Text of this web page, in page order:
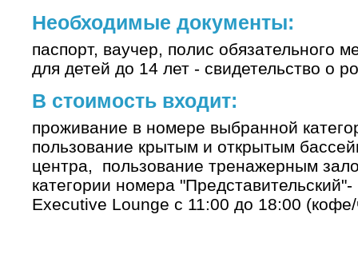
Необходимые документы:
паспорт, ваучер, полис обязательного
для детей до 14 лет - свидетельство о
В стоимость входит:
проживание в номере выбранной
пользование крытым и открытым
центра, пользование тренажерным
категории номера
Executive Lounge с 11:00 до 18:00 (кофе/